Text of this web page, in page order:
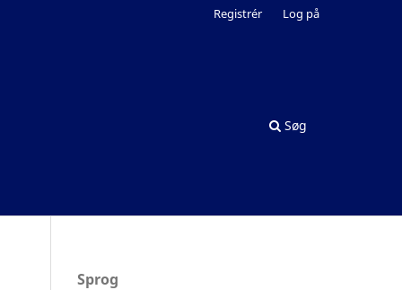
Søg
Registrér Log på
Sprog